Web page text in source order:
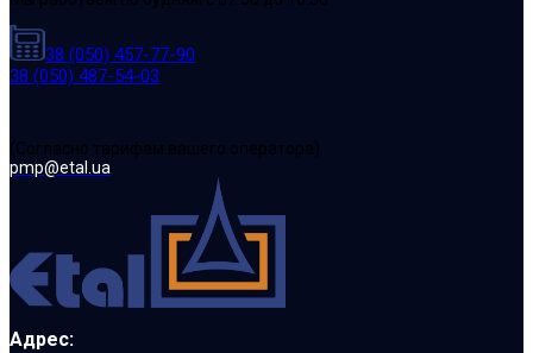
38 (050) 457-77-90
38 (050) 487-54-03
(Cогласно тарифам вашего оператора)
pmp@etal.ua
Адрес: